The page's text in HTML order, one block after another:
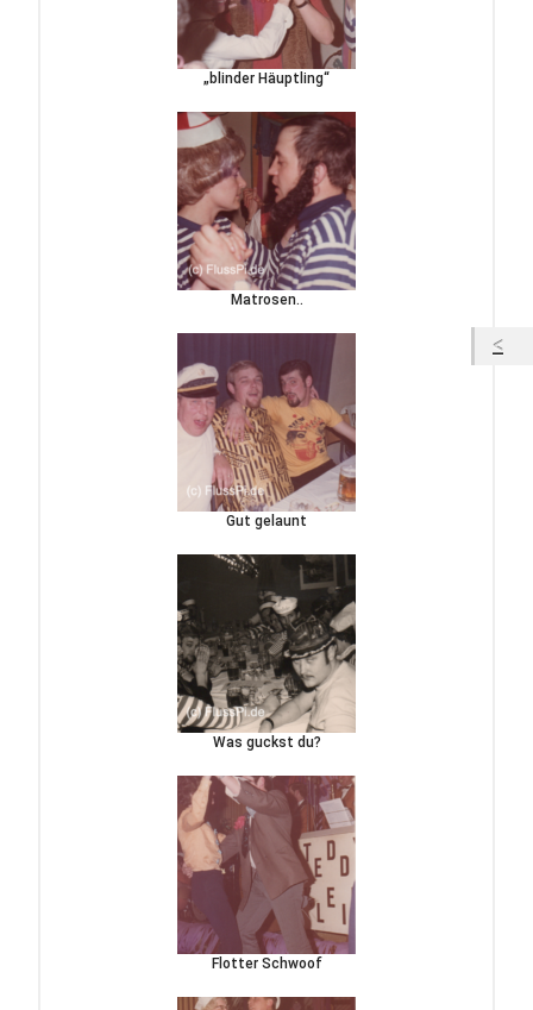
„blinder Häuptling“
Matrosen..
Gut gelaunt
Was guckst du?
Flotter Schwoof